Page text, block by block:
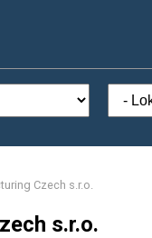
Czech s.r.o.
s.r.o.